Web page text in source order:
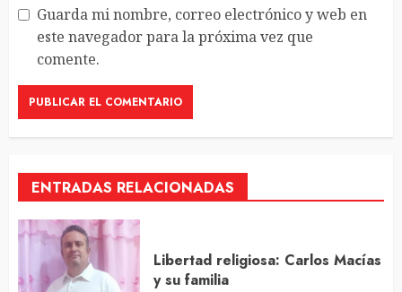
Guarda mi nombre, correo electrónico y web en
este navegador para la próxima vez que
comente.
ENTRADAS RELACIONADAS
Libertad religiosa: Carlos Macías
y su familia